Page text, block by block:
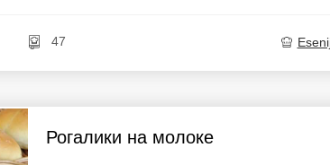
47
Рогалики на молоке